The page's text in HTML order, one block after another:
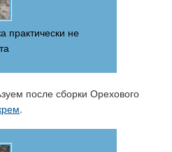
практически не
после сборки Орехового
.